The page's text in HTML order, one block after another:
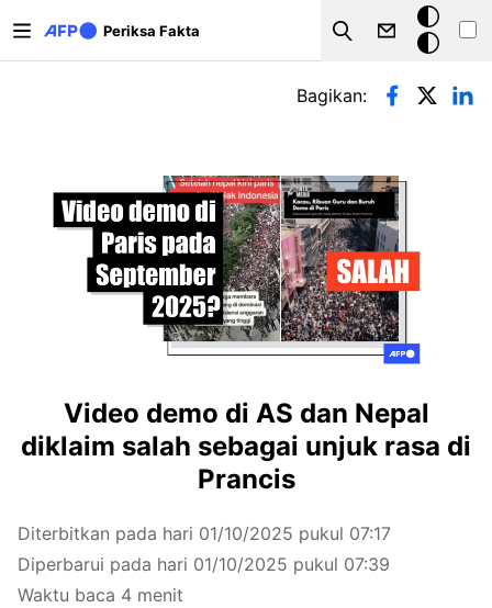
Periksa Fakta
Search
Mode
gelap
Tab primer
Bagikan:
Video demo di AS dan Nepal
diklaim salah sebagai unjuk rasa di
Prancis
Diterbitkan pada hari 01/10/2025 pukul 07:17
Diperbarui pada hari 01/10/2025 pukul 07:39
Waktu baca 4 menit